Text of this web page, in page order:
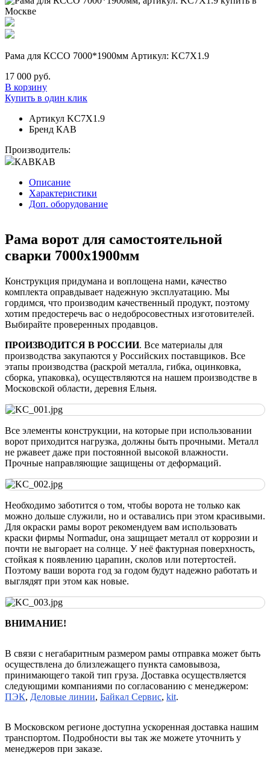
Рама для КССО 7000*1900мм Артикул: KC7X1.9
17 000 руб.
В корзину
Купить в один клик
Артикул KC7X1.9
Бренд КАВ
Производитель:
КАВКАВ
Описание
Характеристики
Доп. оборудование
Рама ворот для самостоятельной
сварки 7000х1900мм
Конструкция придумана и воплощена нами, качество
комплекта оправдывает надежную эксплуатацию. Мы
гордимся, что производим качественный продукт, поэтому
хотим предостеречь вас о недобросовестных изготовителей.
Выбирайте проверенных продавцов.
ПРОИЗВОДИТСЯ В РОССИИ. Все материалы для
производства закупаются у Российских поставщиков. Все
этапы производства (раскрой металла, гибка, оцинковка,
сборка, упаковка), осуществляются на нашем производстве в
Московской области, деревня Ельня.
Все элементы конструкции, на которые при использовании
ворот приходится нагрузка, должны быть прочными. Металл
не ржавеет даже при постоянной высокой влажности.
Прочные направляющие защищены от деформаций.
Необходимо заботится о том, чтобы ворота не только как
можно дольше служили, но и оставались при этом красивыми.
Для окраски рамы ворот рекомендуем вам использовать
краски фирмы Normadur, она защищает металл от коррозии и
почти не выгорает на солнце. У неё фактурная поверхность,
стойкая к появлению царапин, сколов или потертостей.
Поэтому ваши ворота год за годом будут надежно работать и
выглядят при этом как новые.
ВНИМАНИЕ!
В связи с негабаритным размером рамы отправка может быть
осуществлена до близлежащего пункта самовывоза,
принимающего такой тип груза. Доставка осуществляется
следующими компаниями по согласованию с менеджером:
ПЭК, Деловые линии, Байкал Сервис, kit.
В Московском регионе доступна ускоренная доставка нашим
транспортом. Подробности вы так же можете уточнить у
менеджеров при заказе.